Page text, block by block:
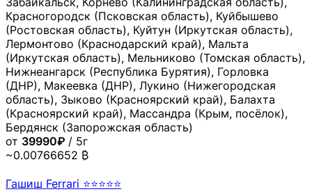
Красногородск (Псковская область), Куйбышево
(Ростовская область), Куйтун (Иркутская область),
Лермонтово (Краснодарский край), Мальта
(Иркутская область), Мельниково (Томская область),
Нижнеангарск (Республика Бурятия), Горловка
(ДНР), Макеевка (ДНР), Лукино (Нижегородская
область), Зыково (Красноярский край), Балахта
(Красноярский край), Массандра (Крым, посёлок),
Бердянск (Запорожская область)
от 39990₽ / 5г
~0.00766652 ₿
Гашиш Ferrari ⭐⭐⭐⭐⭐